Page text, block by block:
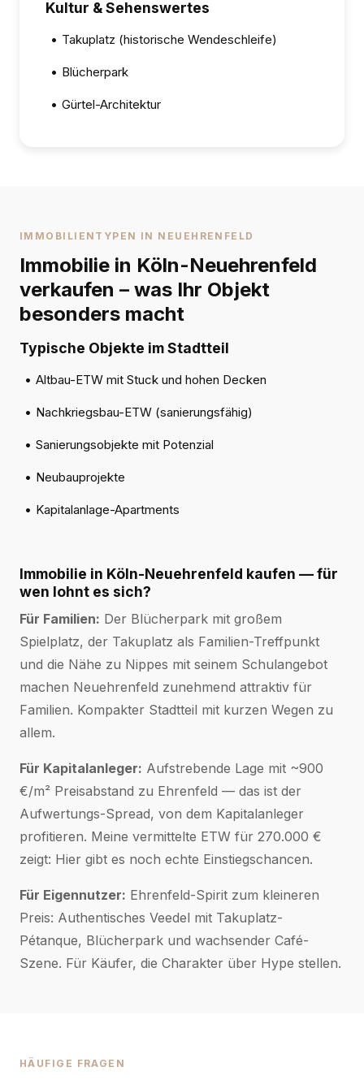
Kultur & Sehenswertes
• Takuplatz (historische Wendeschleife)
• Blücherpark
• Gürtel-Architektur
IMMOBILIENTYPEN IN NEUEHRENFELD
Immobilie in Köln-Neuehrenfeld
verkaufen – was Ihr Objekt
besonders macht
Typische Objekte im Stadtteil
• Altbau-ETW mit Stuck und hohen Decken
• Nachkriegsbau-ETW (sanierungsfähig)
• Sanierungsobjekte mit Potenzial
• Neubauprojekte
• Kapitalanlage-Apartments
Immobilie in Köln-Neuehrenfeld kaufen — für
wen lohnt es sich?
Für Familien: Der Blücherpark mit großem
Spielplatz, der Takuplatz als Familien-Treffpunkt
und die Nähe zu Nippes mit seinem Schulangebot
machen Neuehrenfeld zunehmend attraktiv für
Familien. Kompakter Stadtteil mit kurzen Wegen zu
allem.
Für Kapitalanleger: Aufstrebende Lage mit ~900
€/m² Preisabstand zu Ehrenfeld — das ist der
Aufwertungs-Spread, von dem Kapitalanleger
profitieren. Meine vermittelte ETW für 270.000 €
zeigt: Hier gibt es noch echte Einstiegschancen.
Für Eigennutzer: Ehrenfeld-Spirit zum kleineren
Preis: Authentisches Veedel mit Takuplatz-
Pétanque, Blücherpark und wachsender Café-
Szene. Für Käufer, die Charakter über Hype stellen.
HÄUFIGE FRAGEN